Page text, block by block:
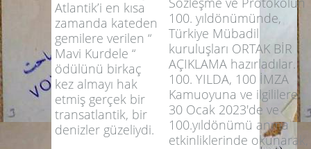
Atlantik’i en kısa
zamanda kateden
gemilere verilen “
Mavi Kurdele “
ödülünü birkaç
kez almayı hak
etmiş gerçek bir
transatlantik, bir
denizler güzeliydi.
100. yıldönümünde,
Türkiye Mübadil
kuruluşları ORTAK BİR
AÇIKLAMA hazırladılar.
100. YILDA, 100 İMZA
Kamuoyuna ve ilgililere
30 Ocak 2023'de ve
100.yıldönümü anma
etkinliklerinde okunarak,